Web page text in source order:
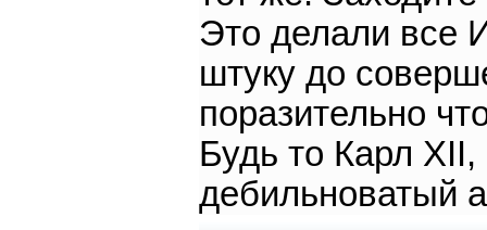
Это делали все
штуку до
поразительно
Будь то Карл XII,
дебильноватый